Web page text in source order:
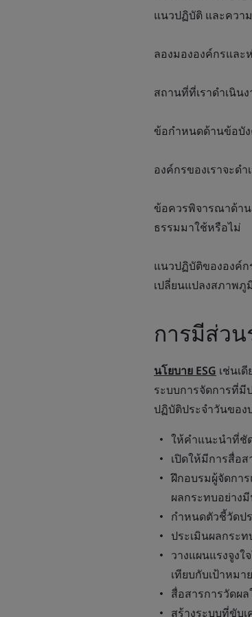
แนวปฏิบัติ และควา
ลองมององค์กรแล
สถานที่ที่เราดำเนิน
ข้อกำหนดด้านข้อบั
องค์กรของเราจะด
ข้อควรพิจารณาด้าน
ธรรมมาใช้หรือไม่
แนวปฏิบัติขององค์ก
เปลี่ยนแปลงสภาพภู
การมีส่ว
นโยบาย ESG เช่นเ
ระบบการจัดการที่มี
ปฏิบัติประจำวันของ
ให้คำแนะนำที่ชั
เปิดให้มีการสื่อ
ฝึกอบรมผู้จัดกา
ผลกระทบอย่าง
กำหนดตัวชี้วัดป
ประเมินผลกระ
วางแผนแรงจูง
เทียบกับเป้าหมาย
สื่อสารการวัดผ
สร้างระบบที่ขับ